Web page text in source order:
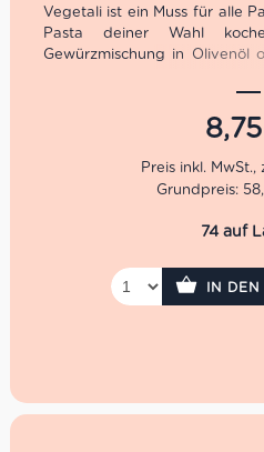
Vegetali ist ein Muss für alle
Pasta deiner Wahl
Gewürzmischung in Olivenöl
(Pastawasser nicht
Hand Parmesan bedecken.8,75
Grundpreis:
74 auf
IN DEN